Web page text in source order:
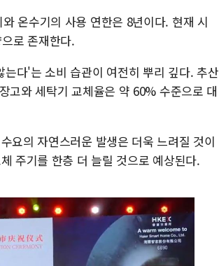
온수기의 사용 연한은 8년이다. 현재 시
로 존재한다.
다'는 소비 습관이 여전히 뿌리 깊다. 추산
고와 세탁기 교체율은 약 60% 수준으로 대
요의 자연스러운 발생은 더욱 느려질 것이
주기를 한층 더 늘릴 것으로 예상된다.